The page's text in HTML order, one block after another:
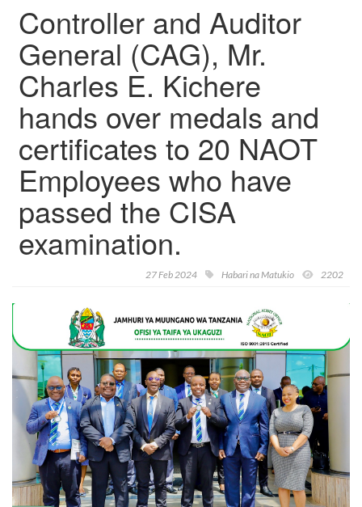
Controller and Auditor
General (CAG), Mr.
Charles E. Kichere
hands over medals and
certificates to 20 NAOT
Employees who have
passed the CISA
examination.
27 Feb 2024 Habari na Matukio 2202